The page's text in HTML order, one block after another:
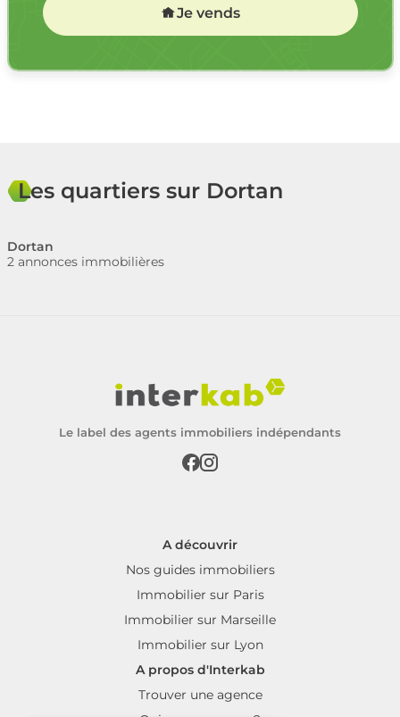
Je vends
Les quartiers sur Dortan
Dortan
2 annonces immobilières
Le label des agents immobiliers indépendants
A découvrir
Nos guides immobiliers
Immobilier sur Paris
Immobilier sur Marseille
Immobilier sur Lyon
A propos d'Interkab
Trouver une agence